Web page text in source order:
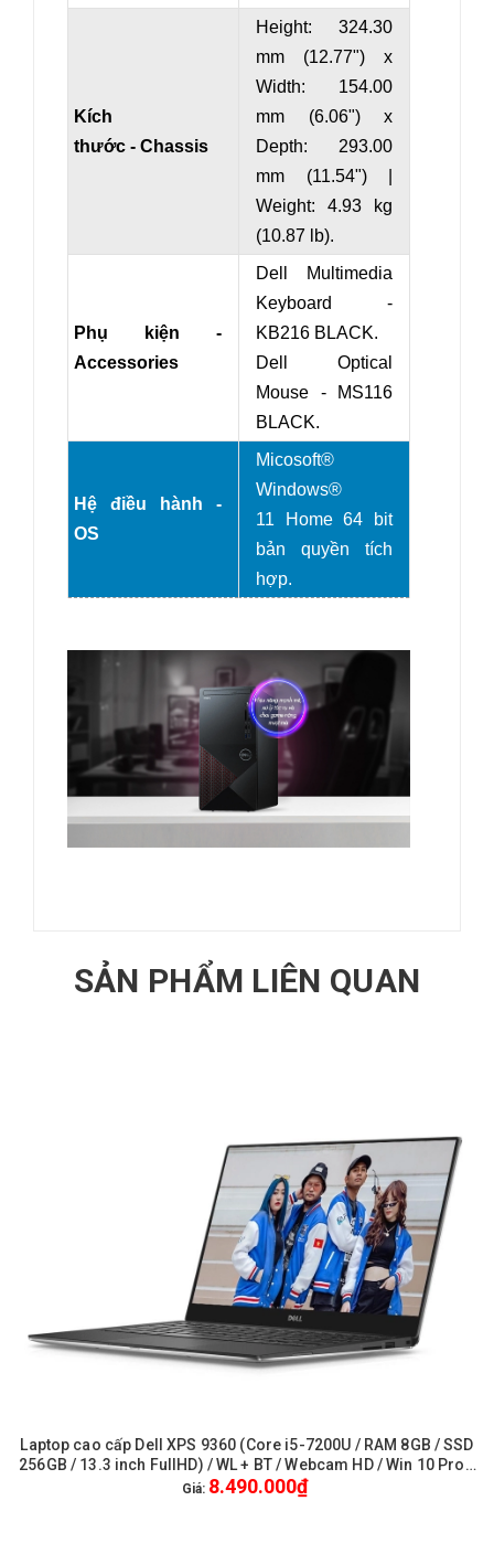
Kích
thước - Chassis
Height: 324.30
mm (12.77") x
Width: 154.00
mm (6.06") x
Depth: 293.00
mm (11.54") |
Weight: 4.93 kg
(10.87 lb).
Phụ kiện -
Accessories
Dell Multimedia
Keyboard -
KB216 BLACK.
Dell Optical
Mouse - MS116
BLACK.
Hệ điều hành -
OS
Micosoft®
Windows®
11 Home 64 bit
bản quyền tích
hợp.
SẢN PHẨM LIÊN QUAN
Laptop cao cấp Dell XPS 9360 (Core i5-7200U / RAM 8GB / SSD
256GB / 13.3 inch FullHD) / WL + BT / Webcam HD / Win 10 Pro -
Like New
Giá: 8.490.000₫